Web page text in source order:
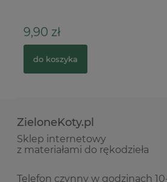
9,90 zł
do koszyka
ZieloneKoty.pl
Sklep internetowy
z materiałami do rękodzieła
Telefon czynny w godzinach